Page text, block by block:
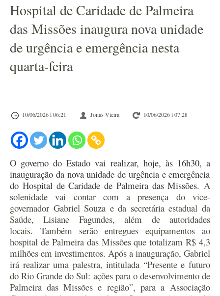
Hospital de Caridade de Palmeira
das Missões inaugura nova unidade
de urgência e emergência nesta
quarta-feira
10/06/2026 l 06:21 Jonas Vieira 10/06/2026 l 07:28
O governo do Estado vai realizar, hoje, às 16h30, a
inauguração da nova unidade de urgência e emergência
do Hospital de Caridade de Palmeira das Missões. A
solenidadevai contar com a presença do vice-
governador Gabriel Souza e da secretáriaestadualda
Saúde, Lisiane Fagundes, além de autoridades
locais. Também serão entregues equipamentos ao
hospital de Palmeira das Missões que totalizam R$ 4,3
milhões em investimentos. Após a inauguração, Gabriel
irá realizar uma palestra, intitulada “Presente e futuro
do Rio Grande do Sul: ações para o desenvolvimento de
Palmeira das Missões e região”, para a Associação